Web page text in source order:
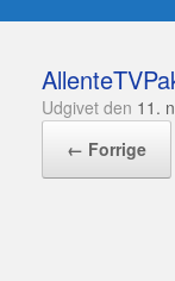
Udgivet den 11.
← Forrige